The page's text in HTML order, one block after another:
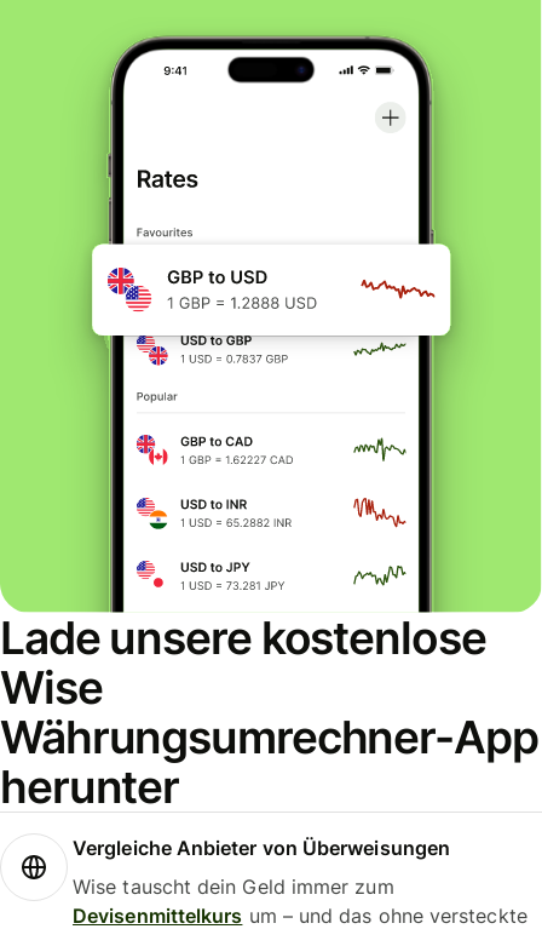
Lade unsere kostenlose
Wise
Währungsumrechner-App
herunter
Vergleiche Anbieter von Überweisungen
Wise tauscht dein Geld immer zum
Devisenmittelkurs um – und das ohne versteckte